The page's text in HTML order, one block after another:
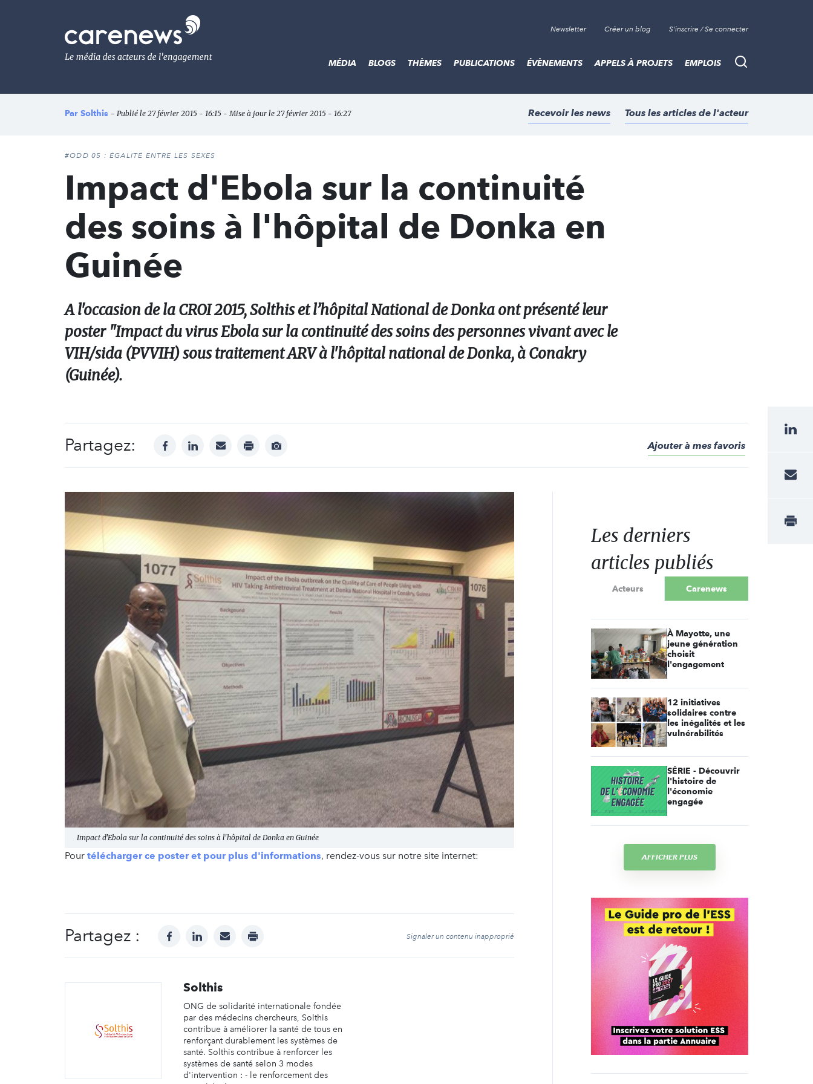
Le
média
de
l'engagement
Newsletter Créer un blog S'inscrire / Se connecter
Recherche
MÉDIA BLOGS THÈMES PUBLICATIONS ÉVÈNEMENTS APPELS À PROJETS EMPLOIS
Par Solthis - Publié le 27 février 2015 - 16:15 - Mise à jour le 27 février 2015 - 16:27 Recevoir les news Tous les articles de l'acteur
#ODD 05 : ÉGALITÉ ENTRE LES SEXES
Impact d'Ebola sur la continuité
des soins à l'hôpital de Donka en
Guinée
A l'occasion de la CROI 2015, Solthis et l’hôpital National de Donka ont présenté leur
poster "Impact du virus Ebola sur la continuité des soins des personnes vivant avec le
VIH/sida (PVVIH) sous traitement ARV à l'hôpital national de Donka, à Conakry
(Guinée).
Partagez: facebooklinkedinmail print
Afficher
Ajouter à mes favoris
Impact d'Ebola sur la continuité des soins à l'hôpital de Donka en Guinée
Pour télécharger ce poster et pour plus d'informations, rendez-vous sur notre site internet:
Partagez : facebooklinkedinmail print Signaler un contenu inapproprié
Solthis
ONG de solidarité internationale fondée
par des médecins chercheurs, Solthis
contribue à améliorer la santé de tous en
renforçant durablement les systèmes de
santé. Solthis contribue à renforcer les
systèmes de santé selon 3 modes
d'intervention : - le renforcement des
Les derniers
articles publiés
Acteurs Carenews
À Mayotte, une
jeune génération
choisit
l'engagement
12 initiatives
solidaires contre
les inégalités et les
vulnérabilités
SÉRIE - Découvrir
l'histoire de
l'économie
engagée
AFFICHER PLUS